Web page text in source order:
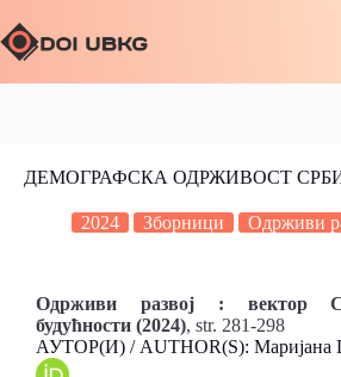
ДЕМОГРАФСКА ОДРЖИВОСТ
2024 Зборници Одрживи
Одрживи развој : вектор
будућности (2024), str. 281-298
АУТОР(И) / AUTHOR(S): Маријана